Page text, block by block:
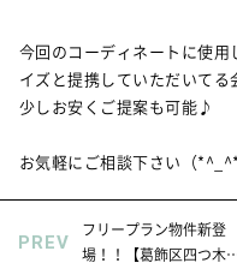
今回のコーディネートに使
イズと提携していただいてる
少しお安くご提案も可能♪
お気軽にご相談下さい（*^_^*
PREV
フリープラン物件新登
場！！【葛飾区四つ木